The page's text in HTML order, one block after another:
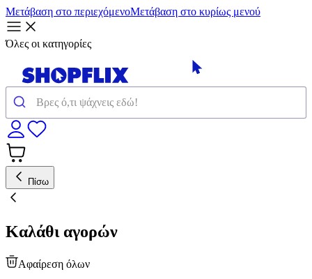
Μετάβαση στο περιεχόμενοΜετάβαση στο κυρίως μενού
Όλες οι κατηγορίες
Πίσω
Καλάθι αγορών
Αφαίρεση όλων